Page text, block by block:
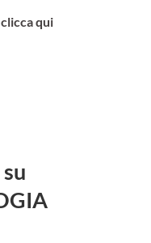
qui